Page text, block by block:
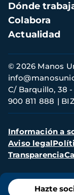
Menú
Hazte
Dónde
Colabora
Actualidad
Información
de
contacto
© 2026 Manos
C/ Barquillo, 38
900 811 888
Menú
secundario
Información a
Aviso legal
Transparencia